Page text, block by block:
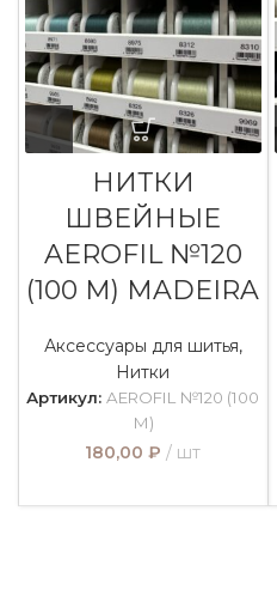
НИТКИ
ШВЕЙНЫЕ
AEROFIL №120
(100 М) MADEIRA
Аксессуары для шитья,
Нитки
Артикул:AEROFIL №120 (100
М)
180,00₽ шт